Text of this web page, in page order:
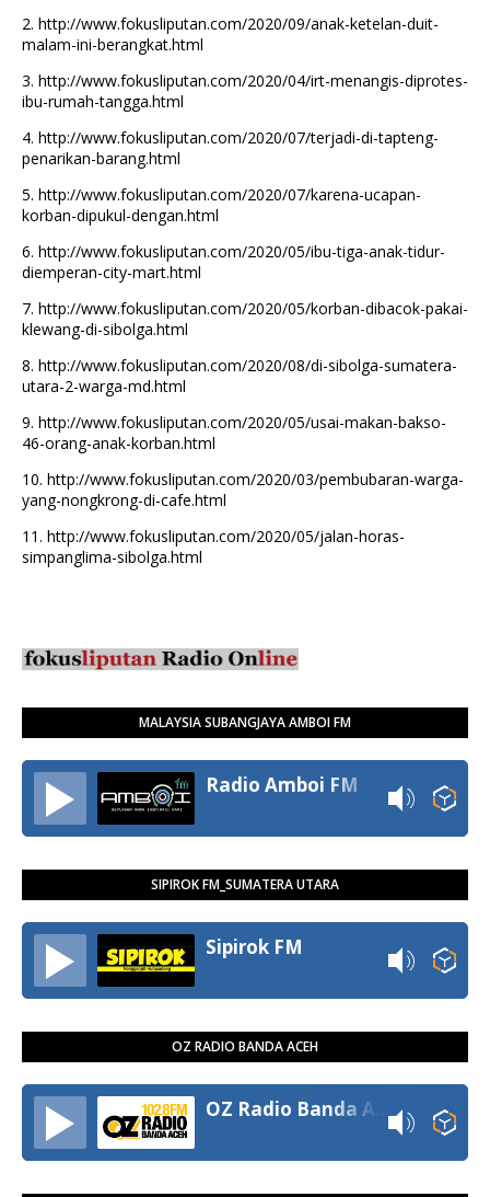
2. http://www.fokusliputan.com/2020/09/anak-ketelan-duit-
malam-ini-berangkat.html
3. http://www.fokusliputan.com/2020/04/irt-menangis-diprotes-
ibu-rumah-tangga.html
4. http://www.fokusliputan.com/2020/07/terjadi-di-tapteng-
penarikan-barang.html
5. http://www.fokusliputan.com/2020/07/karena-ucapan-
korban-dipukul-dengan.html
6. http://www.fokusliputan.com/2020/05/ibu-tiga-anak-tidur-
diemperan-city-mart.html
7. http://www.fokusliputan.com/2020/05/korban-dibacok-pakai-
klewang-di-sibolga.html
8. http://www.fokusliputan.com/2020/08/di-sibolga-sumatera-
utara-2-warga-md.html
9. http://www.fokusliputan.com/2020/05/usai-makan-bakso-
46-orang-anak-korban.html
10. http://www.fokusliputan.com/2020/03/pembubaran-warga-
yang-nongkrong-di-cafe.html
11. http://www.fokusliputan.com/2020/05/jalan-horas-
simpanglima-sibolga.html
MALAYSIA SUBANGJAYA AMBOI FM
Radio Amboi FM
SIPIROK FM_SUMATERA UTARA
Sipirok FM
OZ RADIO BANDA ACEH